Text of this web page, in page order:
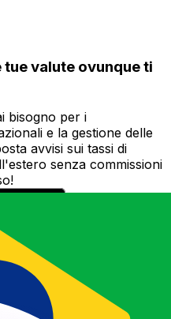
tue valute ovunque ti
bisogno per i
e la gestione delle
avvisi sui tassi di
senza commissioni